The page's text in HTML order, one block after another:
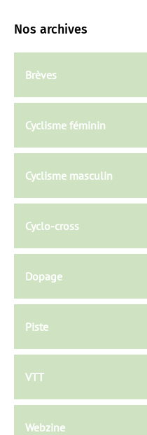
Nos archives
Brèves
Cyclisme féminin
Cyclisme masculin
Cyclo-cross
Dopage
Piste
VTT
Webzine